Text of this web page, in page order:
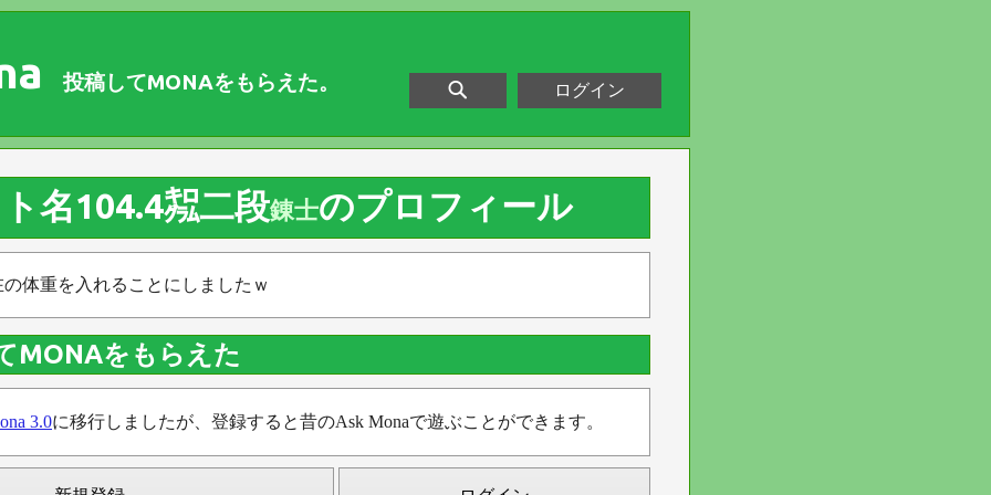
投稿してMONAをもらえた。 ログイン
名104.4㌕二段錬士のプロフィール
体重を入れることにしましたｗ
MONAをもらえた
3.0に移行しましたが、登録すると昔のAsk Monaで遊ぶことができます。